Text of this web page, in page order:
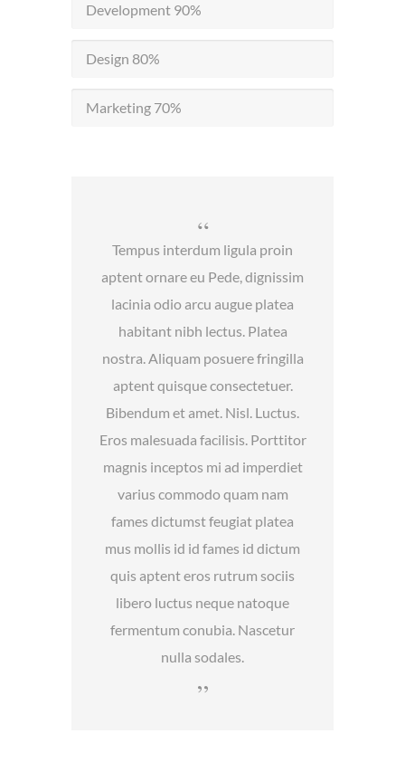
Development 90%
Design 80%
Marketing 70%
Tempus interdum ligula proin
aptent ornare eu Pede, dignissim
lacinia odio arcu augue platea
habitant nibh lectus. Platea
nostra. Aliquam posuere fringilla
aptent quisque consectetuer.
Bibendum et amet. Nisl. Luctus.
Eros malesuada facilisis. Porttitor
magnis inceptos mi ad imperdiet
varius commodo quam nam
fames dictumst feugiat platea
mus mollis id id fames id dictum
quis aptent eros rutrum sociis
libero luctus neque natoque
fermentum conubia. Nascetur
nulla sodales.